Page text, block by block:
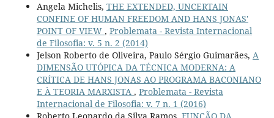
Angela Michelis, THE EXTENDED, UNCERTAIN
CONFINE OF HUMAN FREEDOM AND HANS JONAS'
POINT OF VIEW , Problemata - Revista Internacional
de Filosofia: v. 5 n. 2 (2014)
Jelson Roberto de Oliveira, Paulo Sérgio Guimarães, A
DIMENSÃO UTÓPICA DA TÉCNICA MODERNA: A
CRÍTICA DE HANS JONAS AO PROGRAMA BACONIANO
E À TEORIA MARXISTA , Problemata - Revista
Internacional de Filosofia: v. 7 n. 1 (2016)